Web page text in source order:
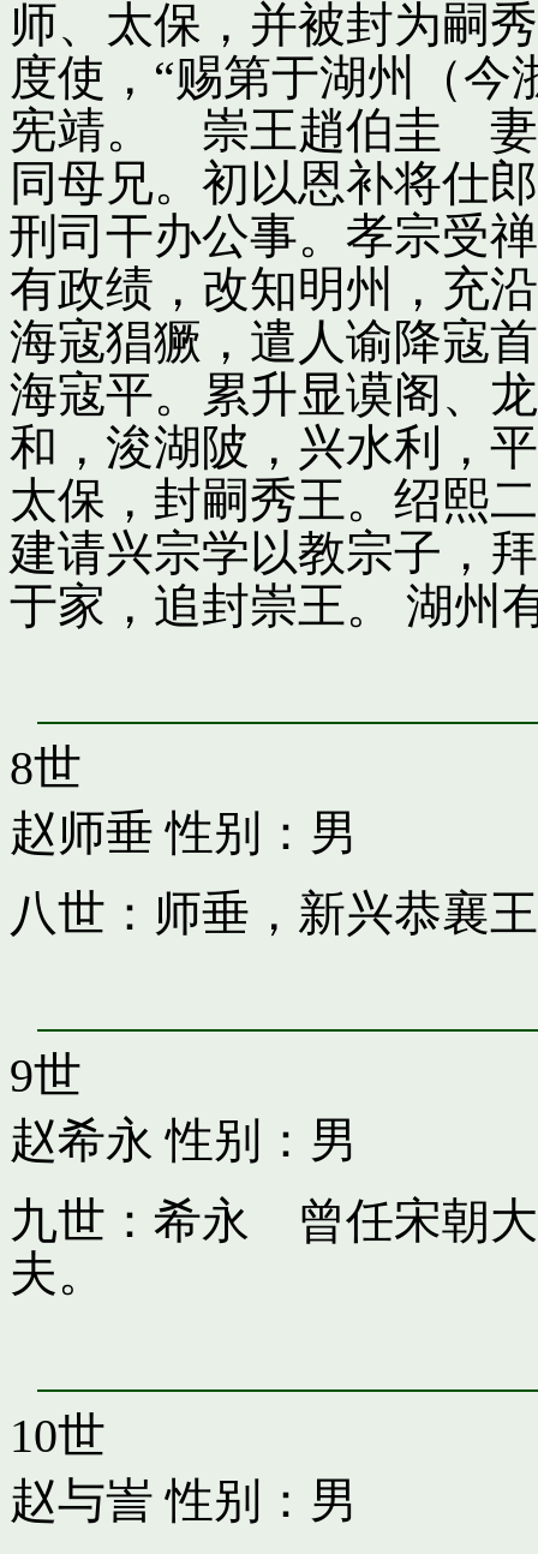
师、太保，并被封为嗣
度使，“赐第于湖州（今
宪靖。 崇王趙伯圭 妻
同母兄。初以恩补将仕
刑司干办公事。孝宗受
有政绩，改知明州，充
海寇猖獗，遣人谕降寇
海寇平。累升显谟阁、
和，浚湖陂，兴水利，
太保，封嗣秀王。绍熙
建请兴宗学以教宗子，
于家，追封崇王。 湖州
8世
赵师垂 性别：男
八世：师垂，新兴恭襄王
9世
赵希永 性别：男
九世：希永 曾任宋朝
夫。
10世
赵与訔 性别：男